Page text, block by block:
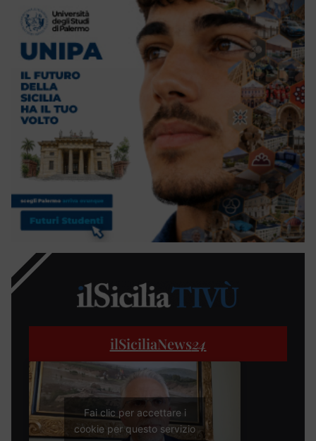
ilSiciliaNews24
Fai clic per accettare i
cookie per questo servizio